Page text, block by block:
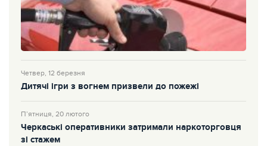
Четвер, 12 березня
Дитячі ігри з вогнем призвели до пожежі
П’ятниця, 20 лютого
Черкаські оперативники затримали наркоторговця
зі стажем